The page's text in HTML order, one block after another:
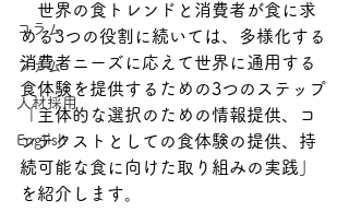
コラム
ファム
人材採用
English
世界の食トレンドと消費者が食に求
める3つの役割に続いては、多様化する
消費者ニーズに応えて世界に通用する
食体験を提供するための3つのステップ
「主体的な選択のための情報提供、コ
ンテクストとしての食体験の提供、持
続可能な食に向けた取り組みの実践」
を紹介します。